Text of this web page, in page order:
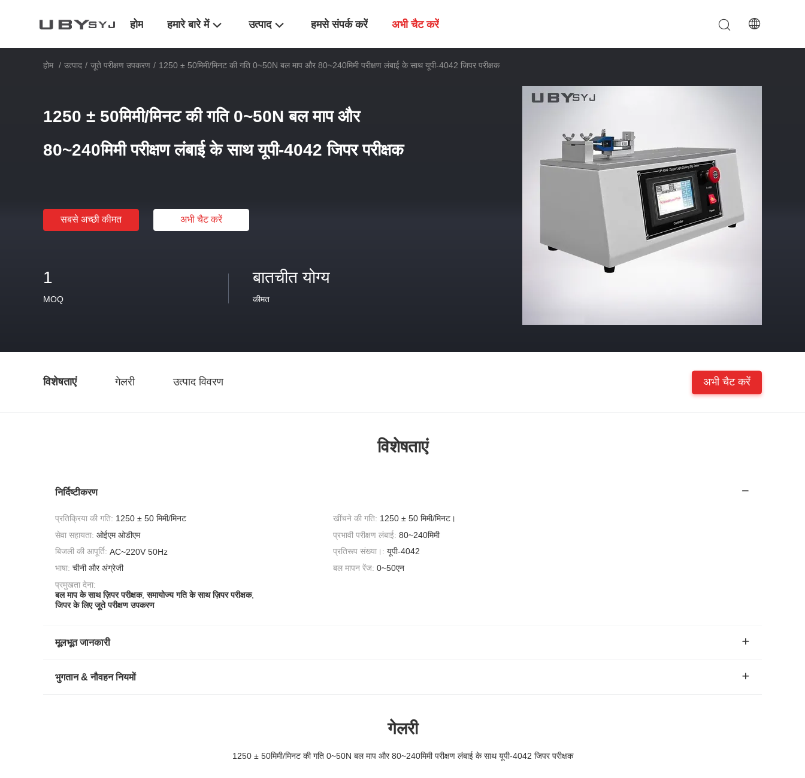
होम हमारे बारे में उत्पाद हमसे संपर्क करें अभी चैट करें
होम / उत्पाद / जूते परीक्षण उपकरण / 1250 ± 50मिमी/मिनट की गति 0~50N बल माप और 80~240मिमी परीक्षण लंबाई के साथ यूपी-4042 जिपर परीक्षक
1250 ± 50मिमी/मिनट की गति 0~50N बल माप और
80~240मिमी परीक्षण लंबाई के साथ यूपी-4042 जिपर परीक्षक
सबसे अच्छी कीमत अभी चैट करें
1
MOQ
बातचीत योग्य
कीमत
विशेषताएं गेलरी उत्पाद विवरण अभी चैट करें
विशेषताएं
निर्दिष्टीकरण
प्रतिक्रिया की गति: 1250 ± 50 मिमी/मिनट खींचने की गति: 1250 ± 50 मिमी/मिनट।
सेवा सहायता: ओईएम ओडीएम प्रभावी परीक्षण लंबाई: 80~240मिमी
बिजली की आपूर्ति: AC~220V 50Hz प्रतिरूप संख्या।: यूपी-4042
भाषा: चीनी और अंग्रेजी बल मापन रेंज: 0~50एन
प्रमुखता देना:
बल माप के साथ ज़िपर परीक्षक,समायोज्य गति के साथ ज़िपर परीक्षक,
जिपर के लिए जूते परीक्षण उपकरण
मूलभूत जानकारी
भुगतान & नौवहन नियमों
गेलरी
1250 ± 50मिमी/मिनट की गति 0~50N बल माप और 80~240मिमी परीक्षण लंबाई के साथ यूपी-4042 जिपर परीक्षक